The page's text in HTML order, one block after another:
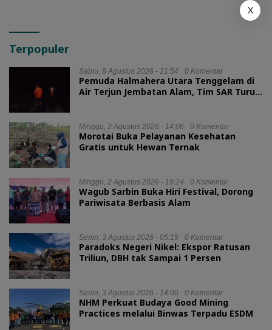
Terpopuler
Sabtu, 8 Agustus 2026 - 21:54 0 Komentar
Pemuda Halmahera Utara Tenggelam di
Air Terjun Jembatan Alam, Tim SAR Turun
Minggu, 2 Agustus 2026 - 14:06 0 Komentar
Morotai Buka Pelayanan Kesehatan
Gratis untuk Hewan Ternak
Minggu, 2 Agustus 2026 - 19:24 0 Komentar
Wagub Sarbin Buka Hiri Festival, Dorong
Pariwisata Berbasis Alam
Senin, 3 Agustus 2026 - 05:15 0 Komentar
Paradoks Negeri Nikel: Ekspor Ratusan
Triliun, DBH tak Sampai 1 Persen
Senin, 3 Agustus 2026 - 14:00 0 Komentar
NHM Perkuat Budaya Good Mining
Practices melalui Binwas Terpadu ESDM
X